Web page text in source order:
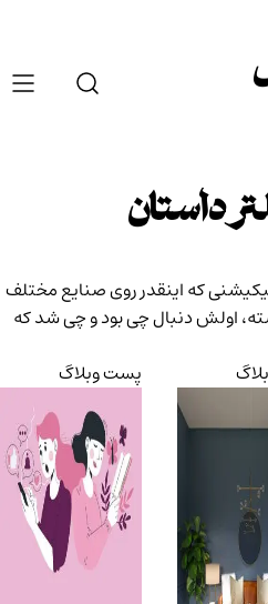
داستان
که اینقدر روی صنایع مختلف
اولش دنبال چی بود و چی شد که
پست وبلاگ